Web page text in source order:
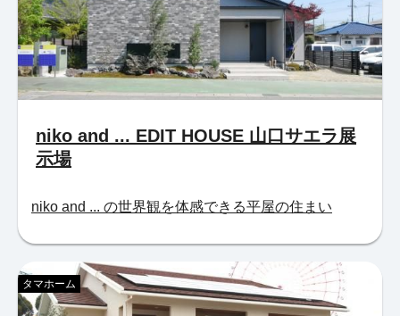
niko and ... EDIT HOUSE 山口サエラ展
示場
niko and ... の世界観を体感できる平屋の住まい
タマホーム